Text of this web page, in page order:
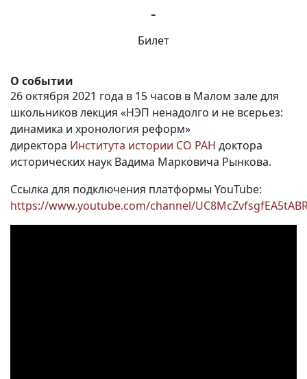
-
Билет
О событии
26 октября 2021 года в 15 часов в Малом зале для
школьников лекция «НЭП ненадолго и не всерьез:
динамика и хронология реформ»
директора Института истории СО РАН доктора
исторических наук Вадима Марковича Рынкова.
Ссылка для подключения платформы YouTube:
https://www.youtube.com/channel/